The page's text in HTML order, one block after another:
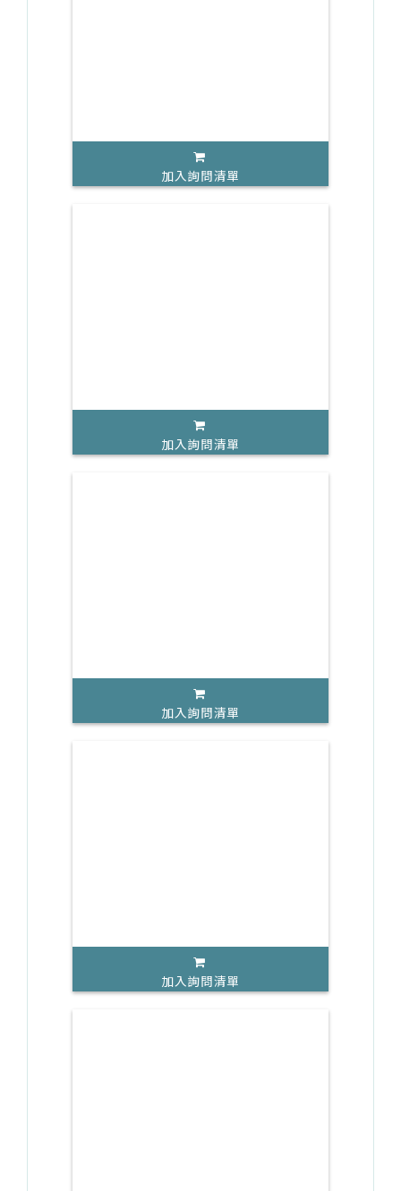
加入詢問清單
加入詢問清單
加入詢問清單
加入詢問清單